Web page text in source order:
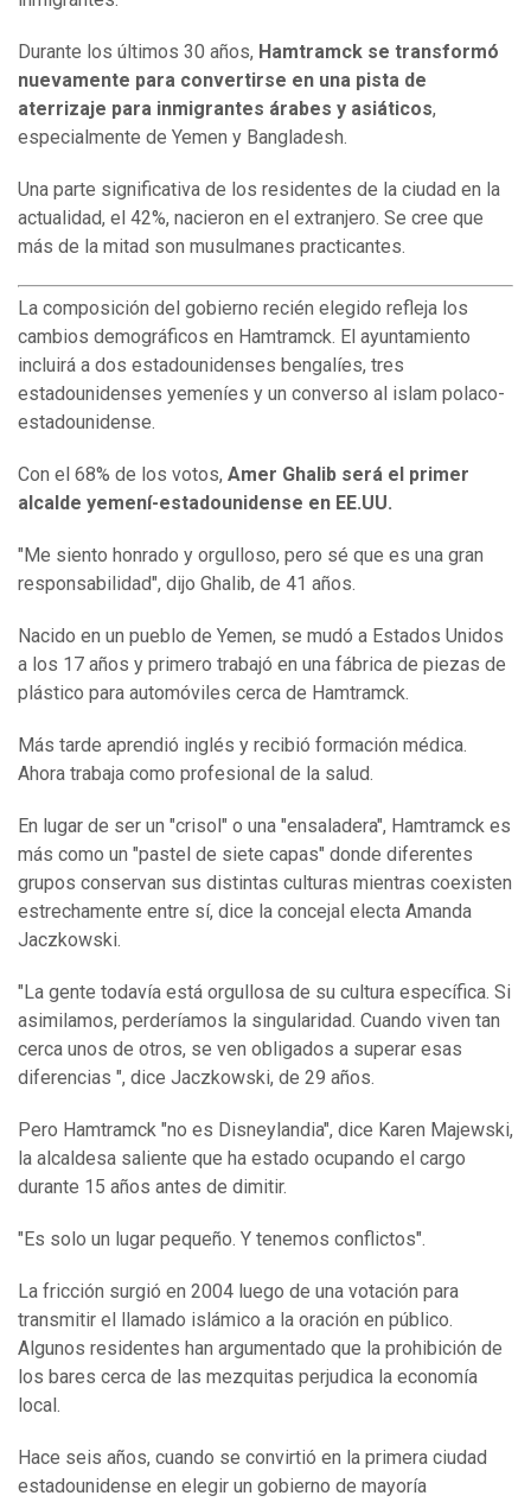
Durante los últimos 30 años, Hamtramck se transformó
nuevamente para convertirse en una pista de
aterrizaje para inmigrantes árabes y asiáticos,
especialmente de Yemen y Bangladesh.
Una parte significativa de los residentes de la ciudad en la
actualidad, el 42%, nacieron en el extranjero. Se cree que
más de la mitad son musulmanes practicantes.
La composición del gobierno recién elegido refleja los
cambios demográficos en Hamtramck. El ayuntamiento
incluirá a dos estadounidenses bengalíes, tres
estadounidenses yemeníes y un converso al islam polaco-
estadounidense.
Con el 68% de los votos, Amer Ghalib será el primer
alcalde yemení-estadounidense en EE.UU.
"Me siento honrado y orgulloso, pero sé que es una gran
responsabilidad", dijo Ghalib, de 41 años.
Nacido en un pueblo de Yemen, se mudó a Estados Unidos
a los 17 años y primero trabajó en una fábrica de piezas de
plástico para automóviles cerca de Hamtramck.
Más tarde aprendió inglés y recibió formación médica.
Ahora trabaja como profesional de la salud.
En lugar de ser un "crisol" o una "ensaladera", Hamtramck es
más como un "pastel de siete capas" donde diferentes
grupos conservan sus distintas culturas mientras coexisten
estrechamente entre sí, dice la concejal electa Amanda
Jaczkowski.
"La gente todavía está orgullosa de su cultura específica. Si
asimilamos, perderíamos la singularidad. Cuando viven tan
cerca unos de otros, se ven obligados a superar esas
diferencias ", dice Jaczkowski, de 29 años.
Pero Hamtramck "no es Disneylandia", dice Karen Majewski,
la alcaldesa saliente que ha estado ocupando el cargo
durante 15 años antes de dimitir.
"Es solo un lugar pequeño. Y tenemos conflictos".
La fricción surgió en 2004 luego de una votación para
transmitir el llamado islámico a la oración en público.
Algunos residentes han argumentado que la prohibición de
los bares cerca de las mezquitas perjudica la economía
local.
Hace seis años, cuando se convirtió en la primera ciudad
estadounidense en elegir un gobierno de mayoría